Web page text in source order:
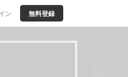
ン 無料登録